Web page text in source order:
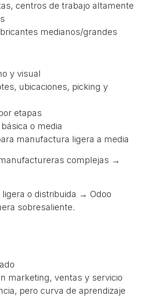
centros de trabajo altamente
medianos/grandes
y visual
ubicaciones, picking y
etapas
o media
manufactura ligera a media
complejas →
ligera o distribuida → Odoo
sobresaliente.
marketing, ventas y servicio
pero curva de aprendizaje